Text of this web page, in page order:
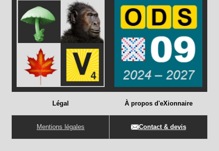
Légal
Mentions légales
À propos d'eXionnaire
Contact & devis